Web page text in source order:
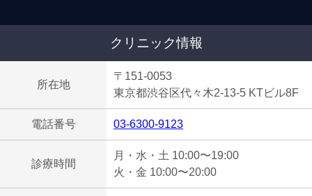
クリニック情報
所在地
〒151-0053
東京都渋谷区代々木2-13-5 KTビル8F
電話番号 03-6300-9123
診療時間
月・水・土 10:00〜19:00
火・金 10:00〜20:00